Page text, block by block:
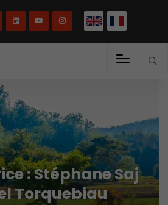
:Stéphane Saj
Torquebiau
English(English)